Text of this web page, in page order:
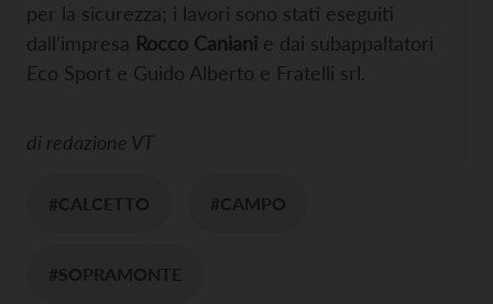
per la sicurezza; i lavori sono stati eseguiti
dall’impresa Rocco Caniani e dai subappaltatori
Eco Sport e Guido Alberto e Fratelli srl.
di redazione VT
#CALCETTO #CAMPO
#SOPRAMONTE